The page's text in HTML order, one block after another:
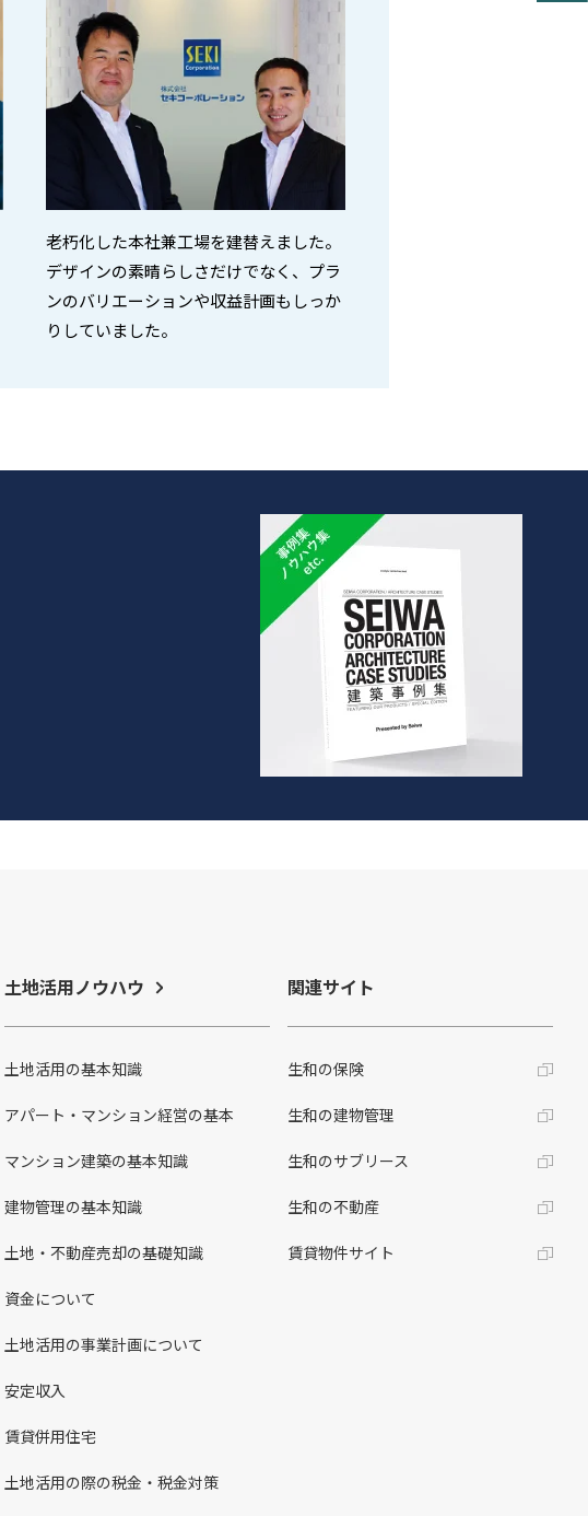
老朽化した本社兼工場を建替えました。
デザインの素晴らしさだけでなく、プラ
ンのバリエーションや収益計画もしっか
りしていました。
土地活用ノウハウ
土地活用の基本知識
アパート・マンション経営の基本
マンション建築の基本知識
建物管理の基本知識
土地・不動産売却の基礎知識
資金について
土地活用の事業計画について
安定収入
賃貸併用住宅
土地活用の際の税金・税金対策
関連サイト
生和の保険
生和の建物管理
生和のサブリース
生和の不動産
賃貸物件サイト